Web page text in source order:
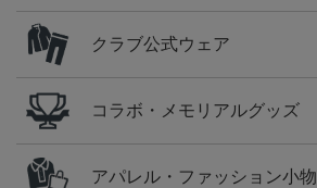
クラブ公式ウェア
コラボ・メモリアルグッズ
アパレル・ファッション小物